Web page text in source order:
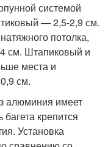
системой
— 2,5-2,9 см.
потолка,
см. Штапиковый и
места и
см.
алюминия имеет
крепится
Установка